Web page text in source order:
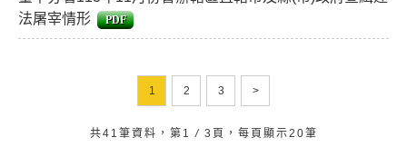
法屠宰情形
PDF
1 2 3 >
共41筆資料，第1 / 3頁，每頁顯示20筆